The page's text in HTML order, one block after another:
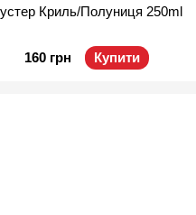
Криль/Полуниця 250ml
160 грн Купити